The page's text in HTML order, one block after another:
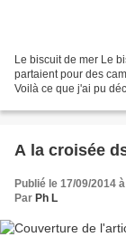
Le biscuit de mer Le
partaient pour des
Voilà ce que j'ai pu
A la croisée
Publié le 17/09/2014
Par Ph L